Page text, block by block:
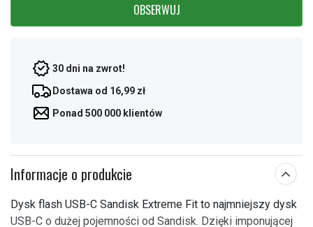
OBSERWUJ
30 dni na zwrot!
Dostawa od 16,99 zł
Ponad 500 000 klientów
Informacje o produkcie
Dysk flash USB-C Sandisk Extreme Fit to najmniejszy dysk
USB-C o dużej pojemności od Sandisk. Dzięki imponującej